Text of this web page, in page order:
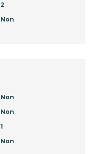
2
Non
Non
Non
1
Non